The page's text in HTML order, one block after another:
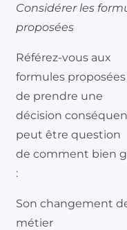
Considérer les
proposées
Référez-vous aux
formules
de prendre une
décision
peut être question
de comment bien
:
Son changement
métier